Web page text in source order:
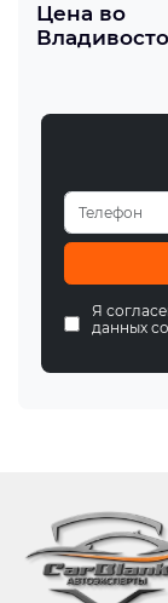
Цена во
Я
данных